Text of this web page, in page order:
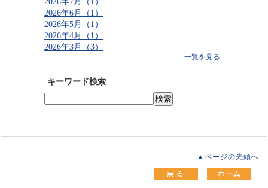
2026年6月（1）
2026年5月（1）
2026年4月（1）
2026年3月（3）
一覧を見る
キーワード検索
▲ページの先頭へ